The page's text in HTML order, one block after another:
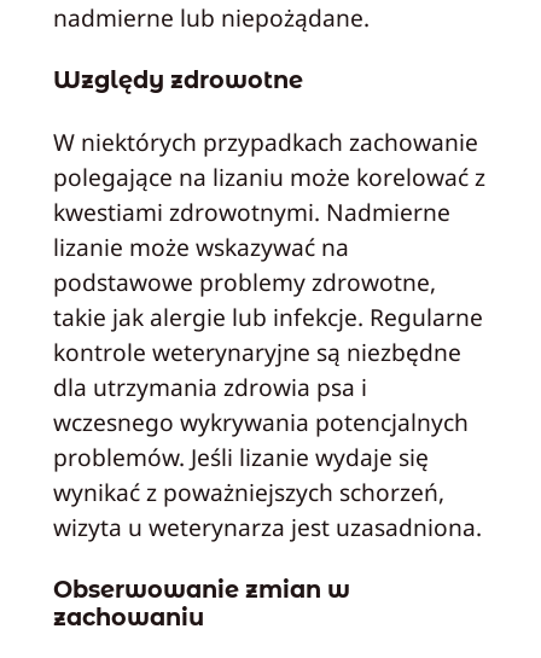
nadmierne lub niepożądane.
Względy zdrowotne
W niektórych przypadkach zachowanie
polegające na lizaniu może korelować z
kwestiami zdrowotnymi. Nadmierne
lizanie może wskazywać na
podstawowe problemy zdrowotne,
takie jak alergie lub infekcje. Regularne
kontrole weterynaryjne są niezbędne
dla utrzymania zdrowia psa i
wczesnego wykrywania potencjalnych
problemów. Jeśli lizanie wydaje się
wynikać z poważniejszych schorzeń,
wizyta u weterynarza jest uzasadniona.
Obserwowanie zmian w
zachowaniu